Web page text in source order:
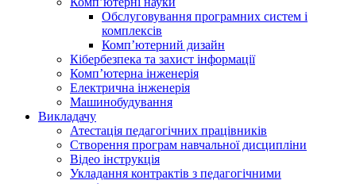
Обслуговування програмних систем і
комплексів
Комп’ютерний дизайн
Кібербезпека та захист інформації
Комп’ютерна інженерія
Електрична інженерія
Машинобудування
Викладачу
Атестація педагогічних працівників
Створення програм навчальної дисципліни
Відео інструкція
Укладання контрактів з педагогічними